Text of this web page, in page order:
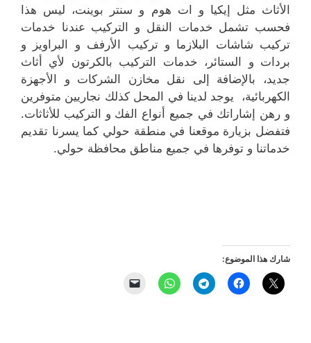
الأثاث مثل إيكيا و ات هوم و سنتر بوينت، ليس هذا
فحسب تشمل خدمات النقل و التركيب عندنا خدمات
تركيب شاشات البلازما و تركيب الأرفف و البراويز و
بردات و الستائر، خدمات التركيب بالكرتون لأي أثاث
جديد، بالإضافة إلى نقل مخازن الشركات و الأجهزة
الكهربائية، يوجد لدينا في المحل كذلك نجاريين متوفرين
و رهن إشاراتك في جميع أنواع الفك و التركيب للأثاثات.
فتفضل بزيارة موقعنا في منطقة حولي كما يسرنا تقديم
خدماتنا و توفرها في جميع مناطق محافظة حولي.
شارك هذا الموضوع: